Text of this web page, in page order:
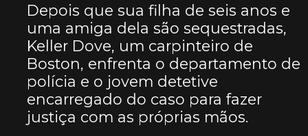
Depois que sua filha de seis anos e
uma amiga dela são sequestradas,
Keller Dove, um carpinteiro de
Boston, enfrenta o departamento de
polícia e o jovem detetive
encarregado do caso para fazer
justiça com as próprias mãos.